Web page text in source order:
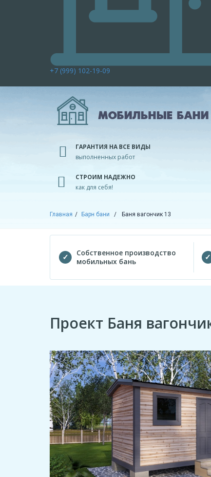
+7 (999) 102-19-09
МОБИЛЬНЫЕ БАНИ
ГАРАНТИЯ НА ВСЕ ВИДЫ
выполненных работ
СТРОИМ НАДЕЖНО
как для себя!
Главная Барн бани Баня вагончик 13
Собственное производство
мобильных бань
Проект Баня